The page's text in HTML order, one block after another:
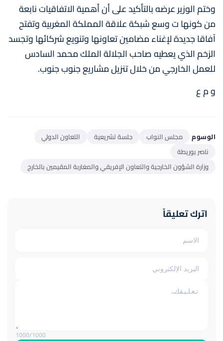
وختم الوزير عرضه بالتأكيد على أن أهمية الاتفاقيات نابعة
من كونها ت وسع شبكة علاقة المملكة المغربية وتفتح
آفاقا جديدة لإغناء مضامين تعاونها وتنويع شركائها وتجسد
الزخم الذي يعطيه صاحب الجلالة الملك محمد السادس
للعمل الخارجي من خلال تنزيل مشاريع جنوب جنوب.
و م ع
الوسوم مجلس النواب جلسة تشريعية
التعاون الدولي
ناصر بوريطة
وزارة الشؤون الخارجية والتعاون الإفريقي والمغاربة المقيمين بالخارج
اترك تعليقاً
1000/1000